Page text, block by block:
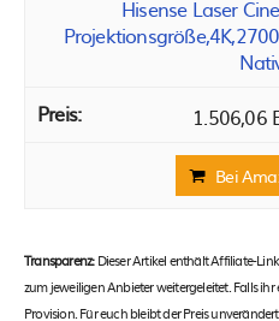
Hisense Laser
1.506,06
Bei
Transparenz:Dieser Artikel enthält Affiliate-
zum jeweiligen Anbieter weitergeleitet. Falls
Provision. Für euch bleibt der Preis